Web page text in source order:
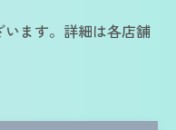
ます。詳細は各店舗